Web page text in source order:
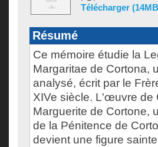
Télécharger
Résumé
Ce mémoire étudie la
Margaritae de Cortona,
analysé, écrit par le
XIVe siècle. L'œuvre de
Marguerite de Cortone,
de la Pénitence de
devient une figure